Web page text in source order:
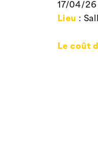
17/04/
Lieu :
Le coût